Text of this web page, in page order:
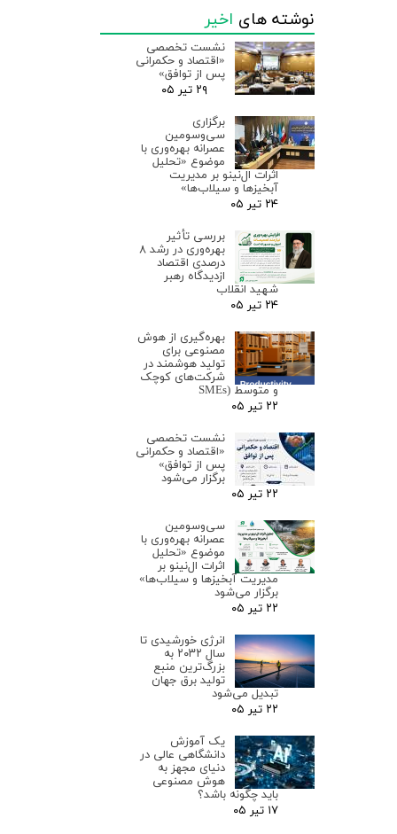
نوشته های اخیر
نشست تخصصی
«اقتصاد و حکمرانی
پس از توافق»
۲۹ تیر ۰۵
برگزاری
سی‌وسومین
عصرانه بهره‌وری با
موضوع «تحلیل
اثرات ال‌نینو بر مدیریت
آبخیزها و سیلاب‌ها»
۲۴ تیر ۰۵
بررسی تأثیر
بهره‌وری در رشد ۸
درصدی اقتصاد
ازدیدگاه رهبر
شهید انقلاب
۲۴ تیر ۰۵
بهره‌گیری از هوش
مصنوعی برای
تولید هوشمند در
شرکت‌های کوچک
و متوسط (SMEs
۲۲ تیر ۰۵
نشست تخصصی
«اقتصاد و حکمرانی
پس از توافق»
برگزار می‌شود
۲۲ تیر ۰۵
سی‌وسومین
عصرانه بهره‌وری با
موضوع «تحلیل
اثرات ال‌نینو بر
مدیریت آبخیزها و سیلاب‌ها»
برگزار می‌شود
۲۲ تیر ۰۵
انرژی خورشیدی تا
سال ۲۰۳۲ به
بزرگ‌ترین منبع
تولید برق جهان
تبدیل می‌شود
۲۲ تیر ۰۵
یک آموزش
دانشگاهی عالی در
دنیای مجهز به
هوش مصنوعی
باید چگونه باشد؟
۱۷ تیر ۰۵